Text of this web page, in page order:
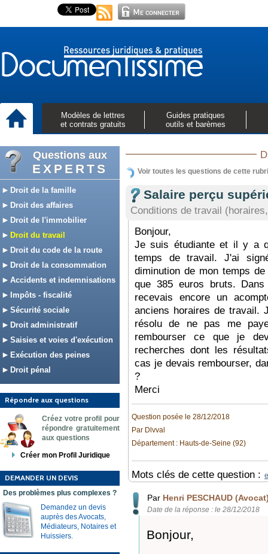
Modèles de lettres
et contrats gratuits
Guides pratiques
outils et barèmes
Questions aux
EXPERTS
Droit de la famille
Droit des affaires
Droit de l'immobilier
Droit du travail
Droit du code de la route
Droit de la consommation
Accidents et indemnisations
Impôts - fiscalité
Sécurité sociale
Droit administratif
Saisies et voies d'exécution
Exécution des peines
Droit pénal
Répondre aux questions
Créez votre profil pour
répondre gratuitement
aux questions
Créer mon Profil Juridique
DEMANDER UN DEVIS
Des problèmes plus complexes ?
Demandez un devis
auprès des Avocats,
Médiateurs, Notaires et
Huissiers.
Voir toutes les questions de cette
Salaire perçu
Conditions de travail (horaires,
Bonjour,
Je suis étudiante et il y a
temps de travail. J'ai
diminution de mon temps
que 385 euros bruts.
recevais encore un
anciens horaires de travail.
résolu de ne pas me
rembourser ce que je
recherches dont les
cas je devais rembourser,
?
Merci
Question posée le 28/12/2018
Par Dlvval
Département : Hauts-de-Seine (92)
Mots clés de cette question :
Par Henri PESCHAUD
Date de la réponse : le 28/12/2018
Bonjour,